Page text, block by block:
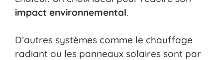
impact environnemental.
D’autres systèmes comme le chauffage
radiant ou les panneaux solaires sont par